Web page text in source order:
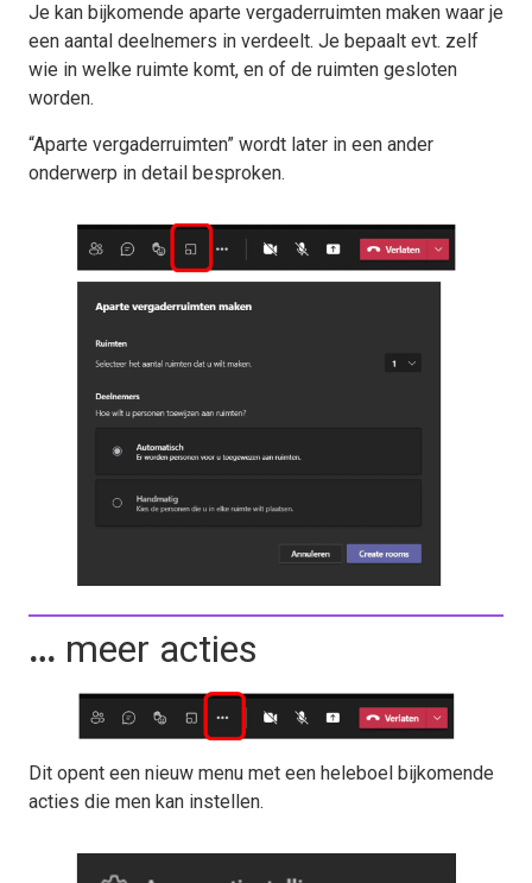
Je kan bijkomende aparte vergaderruimten maken waar je
een aantal deelnemers in verdeelt. Je bepaalt evt. zelf
wie in welke ruimte komt, en of de ruimten gesloten
worden.
“Aparte vergaderruimten” wordt later in een ander
onderwerp in detail besproken.
… meer acties
Dit opent een nieuw menu met een heleboel bijkomende
acties die men kan instellen.